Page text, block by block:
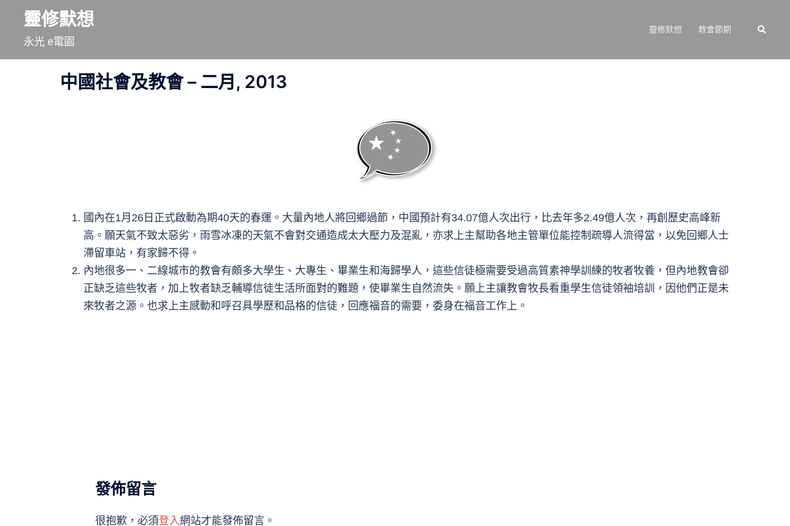
要
靈修默想
永光 e電園
靈修默想 教會節期 Search
中國社會及教會 – 二月, 2013
國內在1月26日正式啟動為期40天的春運。大量內地人將回鄉過節，中國預計有34.07億人次出行，比去年多2.49億人次，再創歷史高峰新
高。願天氣不致太惡劣，雨雪冰凍的天氣不會對交通造成太大壓力及混亂，亦求上主幫助各地主管單位能控制疏導人流得當，以免回鄉人士
滯留車站，有家歸不得。
內地很多一、二線城市的教會有頗多大學生、大專生、畢業生和海歸學人，這些信徒極需要受過高質素神學訓練的牧者牧養，但內地教會卻
正缺乏這些牧者，加上牧者缺乏輔導信徒生活所面對的難題，使畢業生自然流失。願上主讓教會牧長看重學生信徒領袖培訓，因他們正是未
來牧者之源。也求上主感動和呼召具學歷和品格的信徒，回應福音的需要，委身在福音工作上。
發佈留言
很抱歉，必須登入網站才能發佈留言。